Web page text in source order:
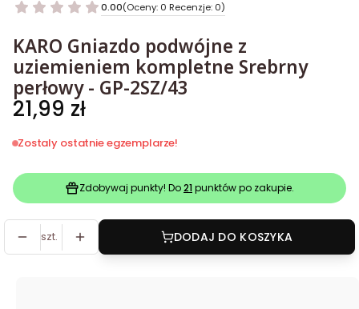
0.00(Oceny: 0 Recenzje: 0)
KARO Gniazdo podwójne z
uziemieniem kompletne Srebrny
perłowy - GP-2SZ/43
Cena
21,99 zł
Zostaly ostatnie egzemplarze!
Zdobywaj punkty! Do21punktów po zakupie.
szt. DODAJ DO KOSZYKA